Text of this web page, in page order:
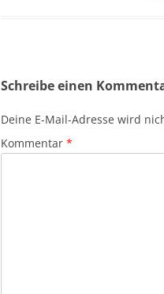
Schreibe einen
Deine E-Mail-Adresse wird
Kommentar *